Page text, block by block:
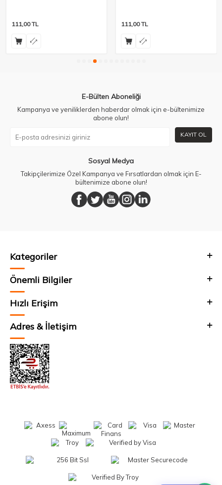
111,00TL 111,00TL
E-Bülten Aboneliği
Kampanya ve yeniliklerden haberdar olmak için e-bültenimize
abone olun!
KAYIT OL
Sosyal Medya
Takipçilerimize Özel Kampanya ve Fırsatlardan olmak için E-
bültenimize abone olun!
Kategoriler
Önemli Bilgiler
Hızlı Erişim
Adres & İletişim